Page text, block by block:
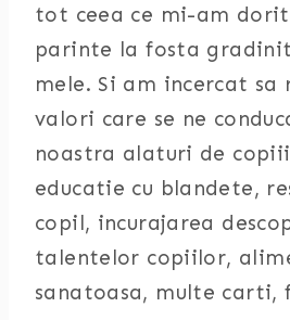
tot ceea ce mi-am
parinte la fosta
mele. Si am incercat
valori care se ne
noastra alaturi de
educatie cu blandete,
copil, incurajarea
talentelor copiilor,
sanatoasa, multe carti,